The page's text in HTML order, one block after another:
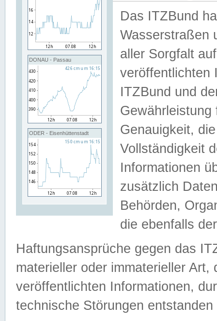
DONAU - Passau
ODER - Eisenhüttenstadt
Das ITZBund
Wasserstraßen
aller Sorgfalt
veröffentlichten
ITZBund und
Genauigkeit,
Vollständigkeit
Informationen
zusätzlich
Behörden,
die ebenfalls
Haftungsansprüche gegen das
materieller oder immaterieller
veröffentlichten Informationen,
technische Störungen